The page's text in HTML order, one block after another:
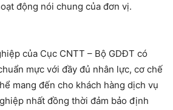
động nói chung của đơn vị.
của Cục CNTT – Bộ GDĐT có
mực với đầy đủ nhân lực, cơ chế
mang đến cho khách hàng dịch vụ
nhất đồng thời đảm bảo định